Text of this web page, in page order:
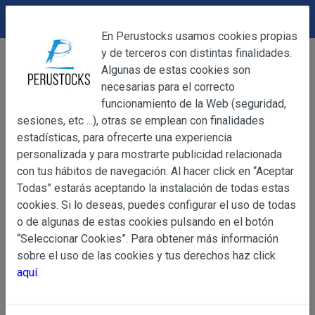
Bebidas
Refrescos en sobre
Bebida Instantánea Foster Clark Piña
OBJETO
Información
Básica
sobre
de Datos
OBJETO
Las presentes Condiciones Generales regulan la
web www.perustocks.es, del que es titular ALBERT
YACARINE (en adelante, PERUSTOCKS).
La adquisición de cualesquiera de los productos
DEVOLUCIONES
En Perustocks usamos cookies propias
y de terceros con distintas finalidades.
Algunas de estas cookies son
necesarias para el correcto
funcionamiento de la Web (seguridad,
sesiones, etc ...), otras se emplean con finalidades
estadísticas, para ofrecerte una experiencia
personalizada y para mostrarte publicidad relacionada
con tus hábitos de navegación. Al hacer click en “Aceptar
Todas” estarás aceptando la instalación de todas estas
cookies. Si lo deseas, puedes configurar el uso de todas
o de algunas de estas cookies pulsando en el botón
“Seleccionar Cookies”. Para obtener más información
sobre el uso de las cookies y tus derechos haz click
aquí.